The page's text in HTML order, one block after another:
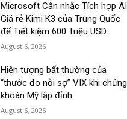
Microsoft Cân nhắc Tích hợp AI
Giá rẻ Kimi K3 của Trung Quốc
để Tiết kiệm 600 Triệu USD
August 6, 2026
Hiện tượng bất thường của
“thước đo nỗi sợ” VIX khi chứng
khoán Mỹ lập đỉnh
August 6, 2026